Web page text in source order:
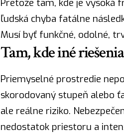
Pretože tam, kde je vysoká
ľudská chyba fatálne
Musí byť funkčné, odolné,
Tam, kde iné
Priemyselné prostredie
skorodovaný stupeň alebo
ale reálne riziko.
nedostatok priestoru a